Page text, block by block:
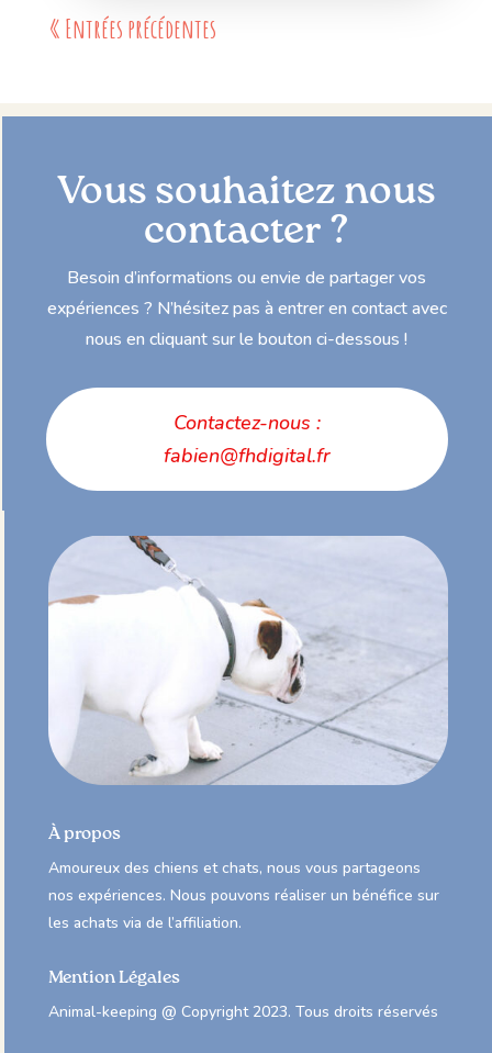
« Entrées précédentes
Vous souhaitez nous
contacter ?
Besoin d’informations ou envie de partager vos
expériences ? N’hésitez pas à entrer en contact avec
nous en cliquant sur le bouton ci-dessous !
Contactez-nous :
fabien@fhdigital.fr
À propos
Amoureux des chiens et chats, nous vous partageons
nos expériences. Nous pouvons réaliser un bénéfice sur
les achats via de l’affiliation.
Mention Légales
Animal-keeping @ Copyright 2023. Tous droits réservés